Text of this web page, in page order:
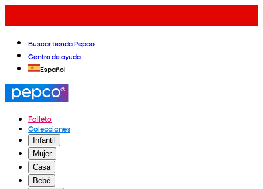
Buscar tienda Pepco
Centro de ayuda
Español
Folleto
Colecciones
Infantil
Mujer
Casa
Bebé